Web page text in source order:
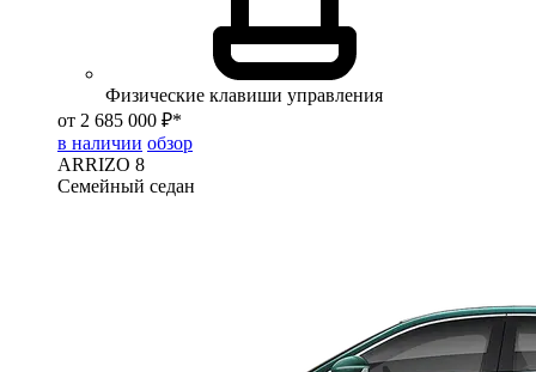
Физические клавиши управления
от 2 685 000 ₽*
в наличии обзор
ARRIZO 8
Семейный седан